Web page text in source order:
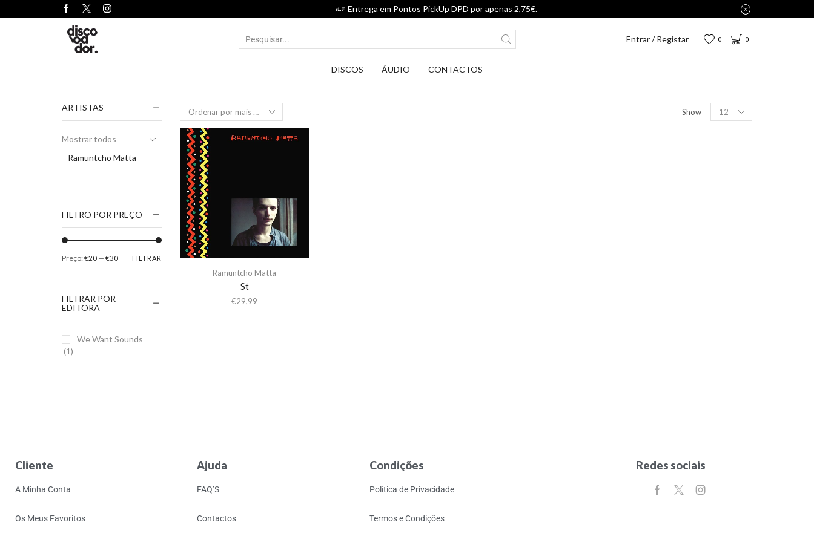
Entrega em Pontos PickUp DPD por apenas 2,75€.
Entrar / Registar 0 0
DISCOS ÁUDIO CONTACTOS
Show
Ramuntcho Matta
St
€29,99
ARTISTAS
Mostrar todos
Ramuntcho Matta
FILTRO POR PREÇO
FILTRAR
Preço:€20 — €30
FILTRAR POR
EDITORA
We Want Sounds
(1)
Cliente
A Minha Conta
Os Meus Favoritos
Ajuda
FAQ’S
Contactos
Condições
Política de Privacidade
Termos e Condições
Redes sociais